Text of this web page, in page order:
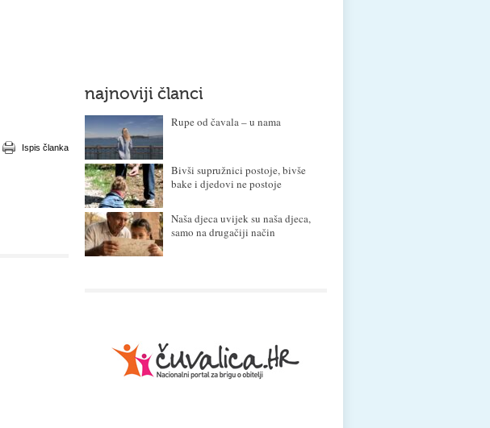
Ispis članka
najnoviji članci
Rupe od čavala – u nama
Bivši supružnici postoje, bivše
bake i djedovi ne postoje
Naša djeca uvijek su naša djeca,
samo na drugačiji način